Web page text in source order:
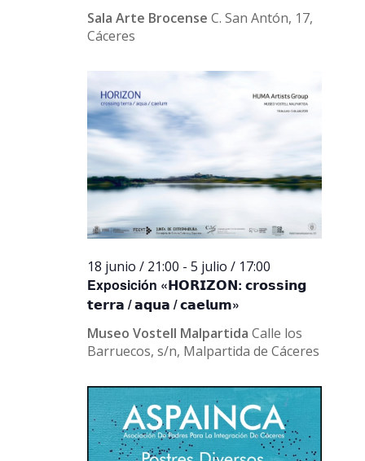
Sala Arte BrocenseC. San Antón, 17,
Cáceres
Exposición «𝗛𝗢𝗥𝗜𝗭𝗢𝗡: 𝗰𝗿𝗼𝘀𝘀𝗶𝗻𝗴
𝘁𝗲𝗿𝗿𝗮 / 𝗮𝗾𝘂𝗮 / 𝗰𝗮𝗲𝗹𝘂𝗺»
18 junio / 21:00 -5 julio / 17:00
Museo Vostell MalpartidaCalle los
Barruecos, s/n, Malpartida de Cáceres